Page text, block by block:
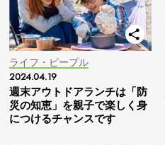
ライフ・ピープル
2024.04.19
週末アウトドアランチは「防
災の知恵」を親子で楽しく身
につけるチャンスです